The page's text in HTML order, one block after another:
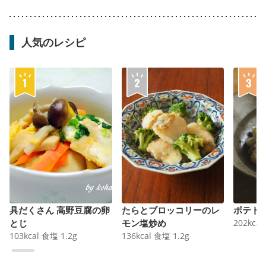
人気のレシピ
具だくさん 高野豆腐の卵
とじ
103kcal 食塩 1.2g
たらとブロッコリーのレ
モン塩炒め
136kcal 食塩 1.2g
ポテト
202kcal